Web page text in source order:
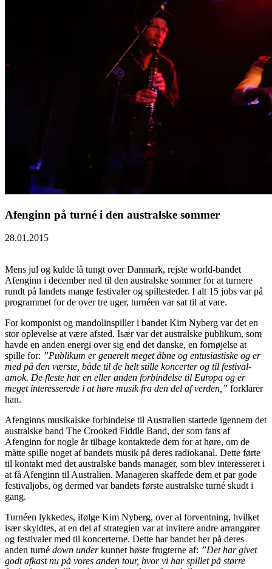
Afenginn på turné i den australske sommer
28.01.2015
Mens jul og kulde lå tungt over Danmark, rejste world-bandet
Afenginn i december ned til den australske sommer for at turnere
rundt på landets mange festivaler og spillesteder. I alt 15 jobs var på
programmet for de over tre uger, turnéen var sat til at vare.
For komponist og mandolinspiller i bandet Kim Nyberg var det en
stor oplevelse at være afsted. Især var det australske publikum, som
havde en anden energi over sig end det danske, en fornøjelse at
spille for: ”Publikum er generelt meget åbne og entusiastiske og er
med på den værste, både til de helt stille koncerter og til festival-
amok. De fleste har en eller anden forbindelse til Europa og er
meget interesserede i at høre musik fra den del af verden,” forklarer
han.
Afenginns musikalske forbindelse til Australien startede igennem det
australske band The Crooked Fiddle Band, der som fans af
Afenginn for nogle år tilbage kontaktede dem for at høre, om de
måtte spille noget af bandets musik på deres radiokanal. Dette førte
til kontakt med det australske bands manager, som blev interesseret i
at få Afenginn til Australien. Manageren skaffede dem et par gode
festivaljobs, og dermed var bandets første australske turné skudt i
gang.
Turnéen lykkedes, ifølge Kim Nyberg, over al forventning, hvilket
især skyldtes, at en del af strategien var at invitere andre arrangører
og festivaler med til koncerterne. Dette har bandet her på deres
anden turné down underkunnet høste frugterne af: ”Det har givet
godt afkast nu på vores anden tour, hvor vi har spillet på større